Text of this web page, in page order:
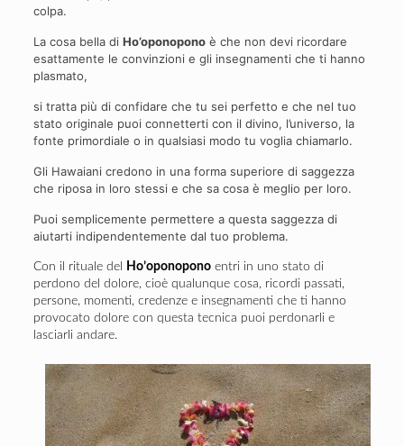
colpa.
La cosa bella di Ho’oponoponoè che non devi ricordare
esattamente le convinzioni e gli insegnamenti che ti hanno
plasmato,
si tratta più di confidare che tu sei perfetto e che nel tuo
stato originale puoi connetterti con il divino, l’universo, la
fonte primordiale o in qualsiasi modo tu voglia chiamarlo.
Gli Hawaiani credono in una forma superiore di saggezza
che riposa in loro stessi e che sa cosa è meglio per loro.
Puoi semplicemente permettere a questa saggezza di
aiutarti indipendentemente dal tuo problema.
Con il rituale del Ho’oponoponoentri in uno stato di
perdono del dolore, cioè qualunque cosa, ricordi passati,
persone, momenti, credenze e insegnamenti che ti hanno
provocato dolore con questa tecnica puoi perdonarli e
lasciarli andare.